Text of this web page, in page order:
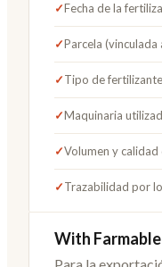
✓Fecha de la
✓Parcela (vinculada
✓Tipo de
✓Maquinaria
✓Volumen y
✓Trazabilidad por
With Farmable